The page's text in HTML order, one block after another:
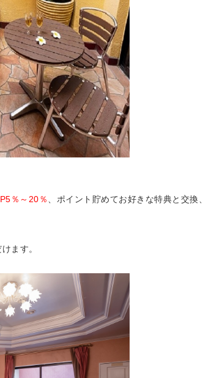
％～20％ ポイント貯めてお好きな特典と交換
ます。